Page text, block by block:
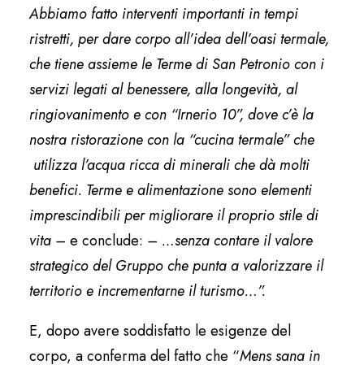
Abbiamo fatto interventi importanti in tempi
ristretti, per dare corpo all’idea dell’oasi termale,
che tiene assieme le Terme di San Petronio con i
servizi legati al benessere, alla longevità, al
ringiovanimento e con “Irnerio 10”, dove c’è la
nostra ristorazione con la “cucina termale” che
utilizza l’acqua ricca di minerali che dà molti
benefici. Terme e alimentazione sono elementi
imprescindibili per migliorare il proprio stile di
vita – e conclude: – …senza contare il valore
strategico del Gruppo che punta a valorizzare il
territorio e incrementarne il turismo…”.
E, dopo avere soddisfatto le esigenze del
corpo, a conferma del fatto che “Mens sana in